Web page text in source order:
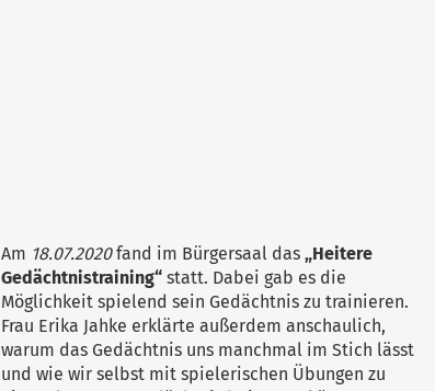
Am 18.07.2020fand im Bürgersaal das „Heitere
Gedächtnistraining“ statt. Dabei gab es die
Möglichkeit spielend sein Gedächtnis zu trainieren.
Frau Erika Jahke erklärte außerdem anschaulich,
warum das Gedächtnis uns manchmal im Stich lässt
und wie wir selbst mit spielerischen Übungen zu